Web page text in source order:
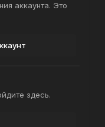
аккаунта. Это
здесь.